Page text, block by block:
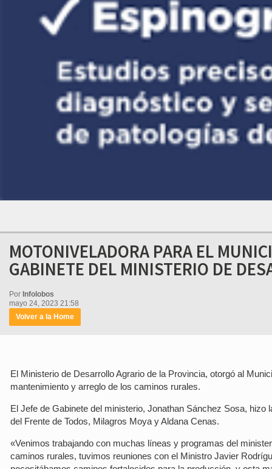
MOTONIVELADORA PARA EL
GABINETE DEL MINISTERIO DE
Por Infolobos
mayo 24, 2023 21:58
Volver a la Home
El Ministerio de Desarrollo Agrario de la Provincia, otorgó al
mantenimiento y arreglo de los caminos rurales.
El Jefe de Gabinete del ministerio, Jonathan Sánchez Sosa,
del Frente de Todos, Milagros Moya y Aldana Cenas.
«Venimos trabajando con muchas líneas y programas del
caminos rurales, tuvimos reuniones con el Ministro Javier